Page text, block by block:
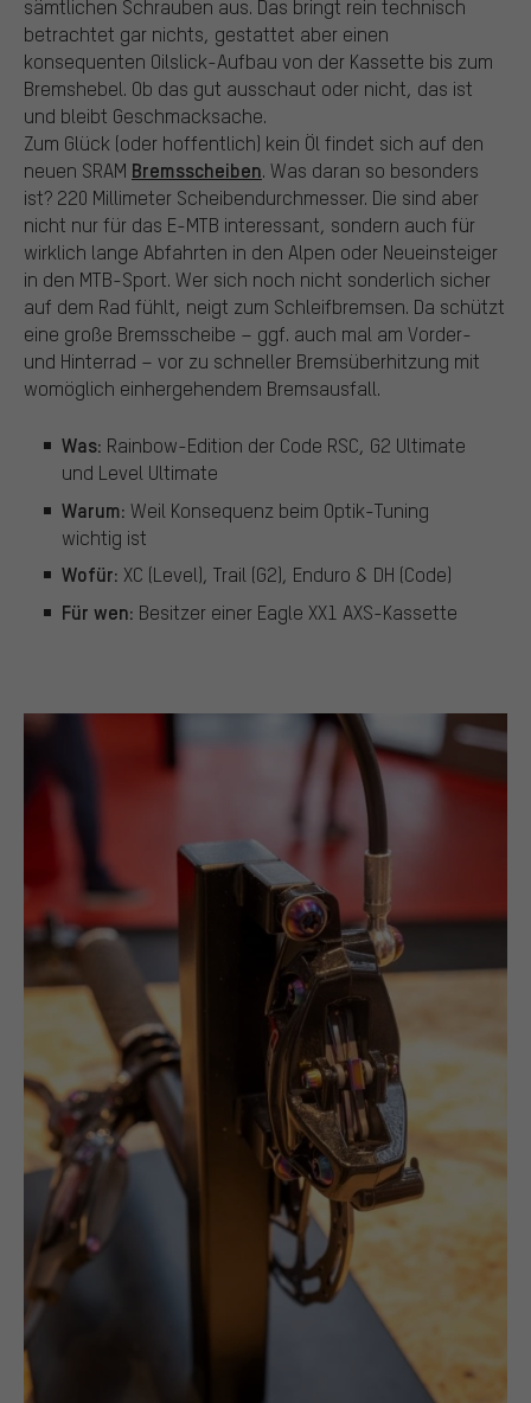
sämtlichen Schrauben aus. Das bringt rein technisch
betrachtet gar nichts, gestattet aber einen
konsequenten Oilslick-Aufbau von der Kassette bis zum
Bremshebel. Ob das gut ausschaut oder nicht, das ist
und bleibt Geschmacksache.
Zum Glück (oder hoffentlich) kein Öl findet sich auf den
neuen SRAM Bremsscheiben. Was daran so besonders
ist? 220 Millimeter Scheibendurchmesser. Die sind aber
nicht nur für das E-MTB interessant, sondern auch für
wirklich lange Abfahrten in den Alpen oder Neueinsteiger
in den MTB-Sport. Wer sich noch nicht sonderlich sicher
auf dem Rad fühlt, neigt zum Schleifbremsen. Da schützt
eine große Bremsscheibe – ggf. auch mal am Vorder-
und Hinterrad – vor zu schneller Bremsüberhitzung mit
womöglich einhergehendem Bremsausfall.
Was: Rainbow-Edition der Code RSC, G2 Ultimate
und Level Ultimate
Warum: Weil Konsequenz beim Optik-Tuning
wichtig ist
Wofür: XC (Level), Trail (G2), Enduro & DH (Code)
Für wen: Besitzer einer Eagle XX1 AXS-Kassette